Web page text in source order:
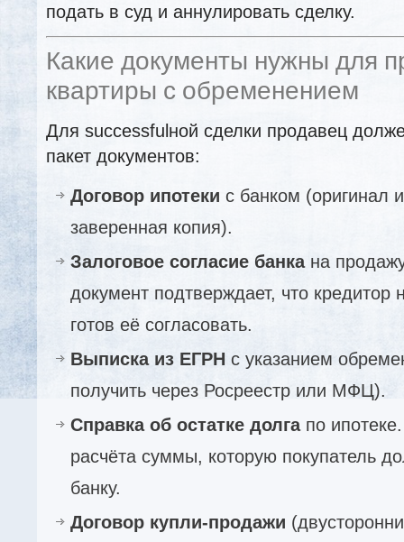
подать в суд и аннулировать сделку.
Какие документы нужны для
квартиры с обременением
Для successfulной сделки продавец
пакет документов:
Договор ипотеки с банком (оригинал
заверенная копия).
Залоговое согласие банкана
документ подтверждает, что кредитор
готов её согласовать.
Выписка из ЕГРН с указанием
получить через Росреестр или МФЦ).
Справка об остатке долгапо
расчёта суммы, которую покупатель
банку.
Договор купли-продажи